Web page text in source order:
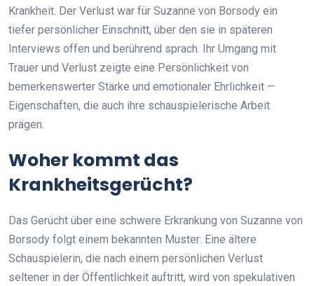
Krankheit. Der Verlust war für Suzanne von Borsody ein
tiefer persönlicher Einschnitt, über den sie in späteren
Interviews offen und berührend sprach. Ihr Umgang mit
Trauer und Verlust zeigte eine Persönlichkeit von
bemerkenswerter Stärke und emotionaler Ehrlichkeit —
Eigenschaften, die auch ihre schauspielerische Arbeit
prägen.
Woher kommt das
Krankheitsgerücht?
Das Gerücht über eine schwere Erkrankung von Suzanne von
Borsody folgt einem bekannten Muster: Eine ältere
Schauspielerin, die nach einem persönlichen Verlust
seltener in der Öffentlichkeit auftritt, wird von spekulativen